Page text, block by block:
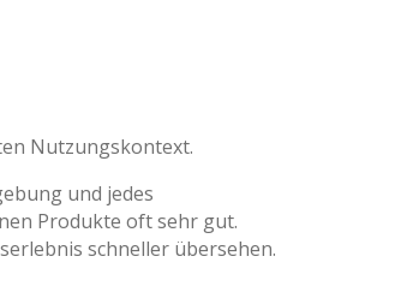
Nutzungskontext.
und jedes
Produkte oft sehr gut.
schneller übersehen.